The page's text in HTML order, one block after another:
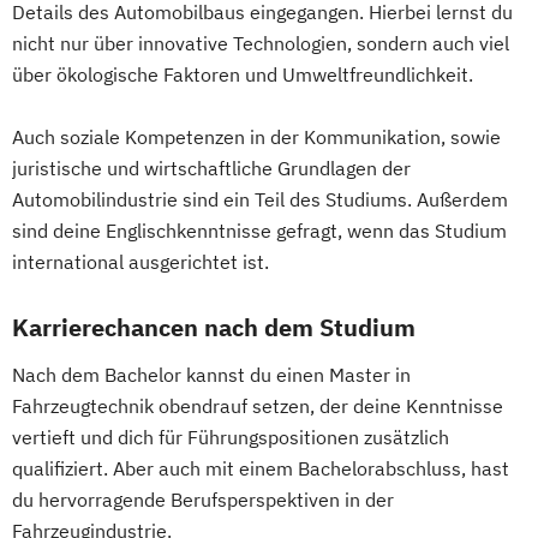
Verfahrenstechnik
Zukunftsmanagement
Educational Leadership – Professionelles
Schulmanagement AE
Protection
Emerging Technologies
Energie Autarkie Coach
Energie Effizienz Manager_in
Energy Innovation
Epidemiology and Brain Health
Ernährung und Sport
European Program of Clinical Autonomic
Neuroscience EPOCAN
Europäisches und Internationales
Wirtschaftsrecht
Evidence-Based Public Health und
Medizin- und Bioinformatik
Medizintechnik Mobile Computing
Produktdesign und Technische
Kommunikation
Prozessmanagement und Business
Intelligence
Robotic Systems Engineering
Smart Engineering
Smart Production und Management
Software Engineering Sozial-
Public- und Nonprofit-Management
Soziale Arbeit
Supply Chain Management
Sustainable Energy Systems (EN)
Industrielle Mechatronik
Industriewirtschaft / Industrial
Management
International Industrial Management
International Supply Management
Journalismus und Public Relations (PR)
Lebensmittel: Produkt- und
Prozessentwicklung
Luftverkehrsmanagement
Management internationaler
Geschäftsprozesse
Massenspektrometrie und molekulare
Analytik
Media Design
Details des Automobilbaus eingegangen. Hierbei lernst du
nicht nur über innovative Technologien, sondern auch viel
über ökologische Faktoren und Umweltfreundlichkeit.
Auch soziale Kompetenzen in der Kommunikation, sowie
juristische und wirtschaftliche Grundlagen der
Automobilindustrie sind ein Teil des Studiums. Außerdem
sind deine Englischkenntnisse gefragt, wenn das Studium
international ausgerichtet ist.
Karrierechancen nach dem Studium
Nach dem Bachelor kannst du einen Master in
Fahrzeugtechnik obendrauf setzen, der deine Kenntnisse
vertieft und dich für Führungspositionen zusätzlich
qualifiziert. Aber auch mit einem Bachelorabschluss, hast
du hervorragende Berufsperspektiven in der
Fahrzeugindustrie.